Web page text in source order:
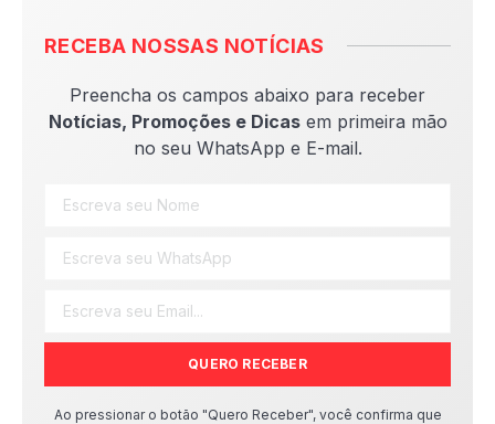
RECEBA NOSSAS NOTÍCIAS
Preencha os campos abaixo para receber
Notícias, Promoções e Dicasem primeira mão
no seu WhatsApp e E-mail.
QUERO RECEBER
Ao pressionar o botão "Quero Receber", você confirma que